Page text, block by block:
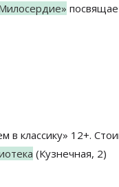
в классику» 12+.
(Кузнечная, 2)